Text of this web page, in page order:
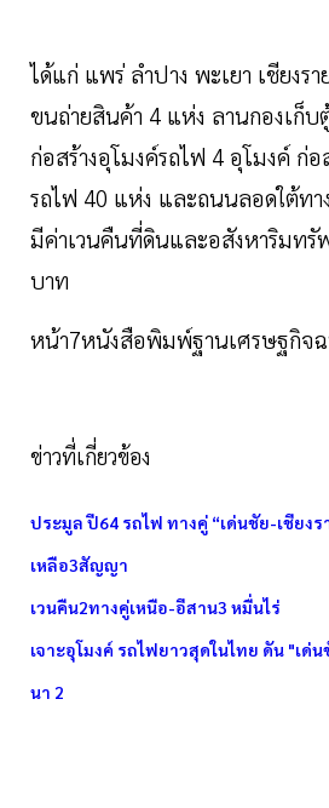
ได้แก่ แพร่ ลำปาง พะเยา เชียงร
ขนถ่ายสินค้า 4 แห่ง ลานกองเก็บ
ก่อสร้างอุโมงค์รถไฟ 4 อุโมงค์ ก่
รถไฟ 40 แห่ง และถนนลอดใต้ท
มีค่าเวนคืนที่ดินและอสังหาริมทรั
บาท
หน้า7หนังสือพิมพ์ฐานเศรษฐกิจ
ข่าวที่เกี่ยวข้อง
ประมูล ปี64 รถไฟ ทางคู่ “เด่นชัย-เชียงร
เหลือ3สัญญา
เวนคืน2ทางคู่เหนือ-อีสาน3 หมื่นไร่
เจาะอุโมงค์ รถไฟยาวสุดในไทย ดัน "เด่
นา 2